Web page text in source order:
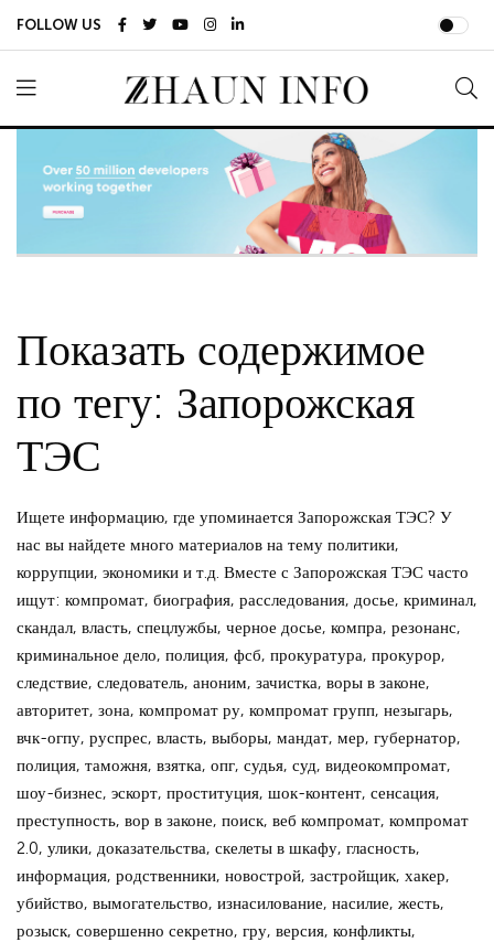
FOLLOW US
Показать содержимое
по тегу: Запорожская
ТЭС
Ищете информацию, где упоминается Запорожская ТЭС? У
нас вы найдете много материалов на тему политики,
коррупции, экономики и т.д. Вместе с Запорожская ТЭС часто
ищут: компромат, биография, расследования, досье, криминал,
скандал, власть, спецлужбы, черное досье, компра, резонанс,
криминальное дело, полиция, фсб, прокуратура, прокурор,
следствие, следователь, аноним, зачистка, воры в законе,
авторитет, зона, компромат ру, компромат групп, незыгарь,
вчк-огпу, руспрес, власть, выборы, мандат, мер, губернатор,
полиция, таможня, взятка, опг, судья, суд, видеокомпромат,
шоу-бизнес, эскорт, проституция, шок-контент, сенсация,
преступность, вор в законе, поиск, веб компромат, компромат
2.0, улики, доказательства, скелеты в шкафу, гласность,
информация, родственники, новострой, застройщик, хакер,
убийство, вымогательство, изнасилование, насилие, жесть,
розыск, совершенно секретно, гру, версия, конфликты,